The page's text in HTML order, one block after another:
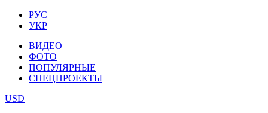
РУС
УКР
ВИДЕО
ФОТО
ПОПУЛЯРНЫЕ
СПЕЦПРОЕКТЫ
USD